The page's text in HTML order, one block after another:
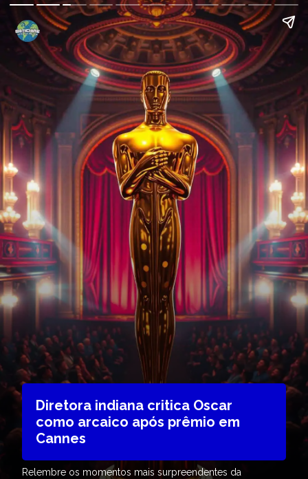
Diretora indiana critica Oscar
como arcaico após prêmio em
Cannes
Relembre os momentos mais surpreendentes da